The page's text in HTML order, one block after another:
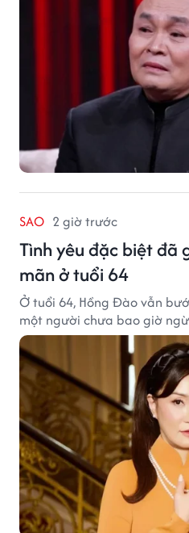
SAO 2 giờ trước
Tình yêu đặc biệt đã
mãn ở tuổi 64
Ở tuổi 64, Hồng Đào vẫn
một người chưa bao giờ